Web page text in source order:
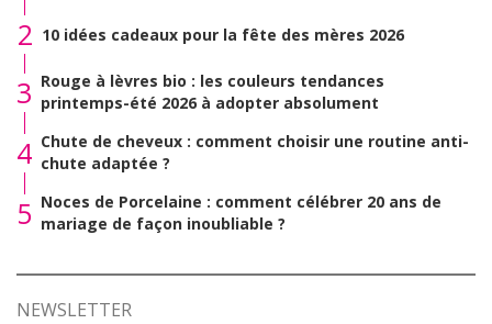
2 10 idées cadeaux pour la fête des mères 2026
3 Rouge à lèvres bio : les couleurs tendances
printemps-été 2026 à adopter absolument
4 Chute de cheveux : comment choisir une routine anti-
chute adaptée ?
5 Noces de Porcelaine : comment célébrer 20 ans de
mariage de façon inoubliable ?
NEWSLETTER